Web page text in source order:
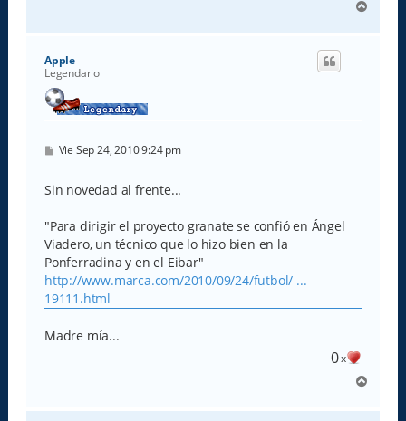
r
Apple
Legendario
M
s
a
e
Vie Sep 24, 2010 9:24 pm
Sin novedad al frente...
"Para dirigir el proyecto granate se confió en Ángel
Viadero, un técnico que lo hizo bien en la
Ponferradina y en el Eibar"
http://www.marca.com/2010/09/24/futbol/ ...
19111.html
Madre mía...
0x
r